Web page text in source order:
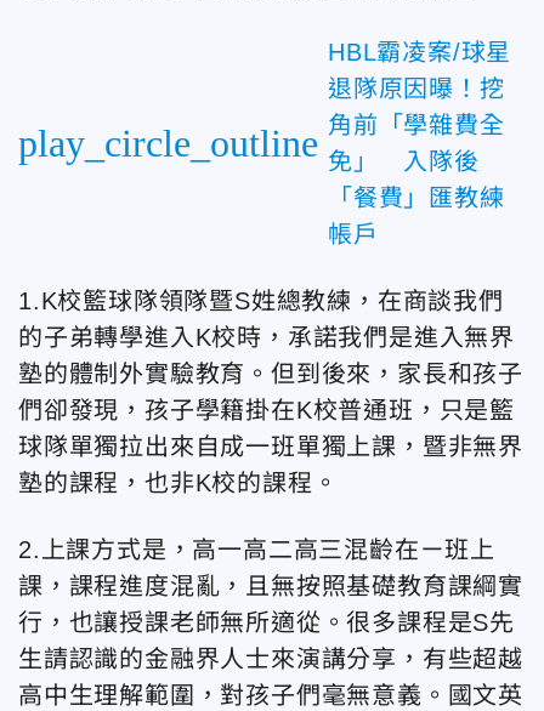
play_circle_outline
HBL霸凌案/球星
退隊原因曝！挖
角前「學雜費全
免」 入隊後
「餐費」匯教練
帳戶
1.K校籃球隊領隊暨S姓總教練，在商談我們
的子弟轉學進入K校時，承諾我們是進入無界
塾的體制外實驗教育。但到後來，家長和孩子
們卻發現，孩子學籍掛在K校普通班，只是籃
球隊單獨拉出來自成一班單獨上課，暨非無界
塾的課程，也非K校的課程。
2.上課方式是，高一高二高三混齡在ㄧ班上
課，課程進度混亂，且無按照基礎教育課綱實
行，也讓授課老師無所適從。很多課程是S先
生請認識的金融界人士來演講分享，有些超越
高中生理解範圍，對孩子們毫無意義。國文英